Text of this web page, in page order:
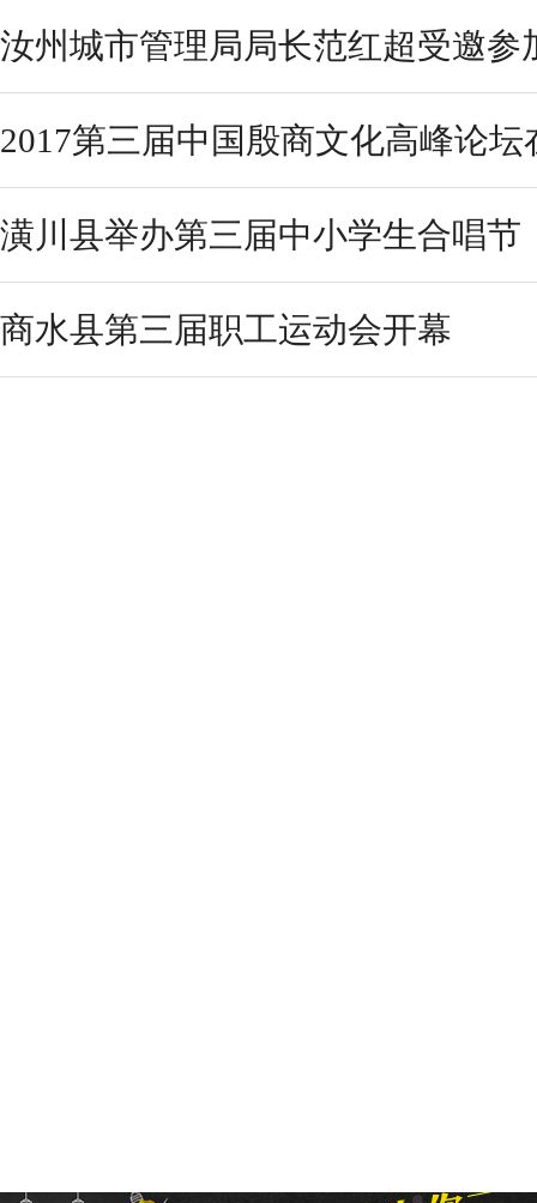
汝州城市管理局局长范红超受邀参
2017第三届中国殷商文化高峰论坛
潢川县举办第三届中小学生合唱节
商水县第三届职工运动会开幕